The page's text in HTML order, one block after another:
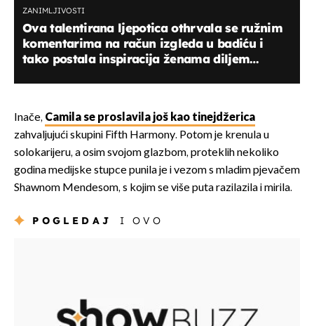
ZANIMLJIVOSTI
Ova talentirana ljepotica othrvala se ružnim
komentarima na račun izgleda u badiću i
tako postala inspiracija ženama diljem
Inače, Camila se proslavila još kao tinejdžerica
zahvaljujući skupini Fifth Harmony. Potom je krenula u
solokarijeru, a osim svojom glazbom, proteklih nekoliko
godina medijske stupce punila je i vezom s mladim pjevačem
Shawnom Mendesom, s kojim se više puta razilazila i mirila.
POGLEDAJ I OVO